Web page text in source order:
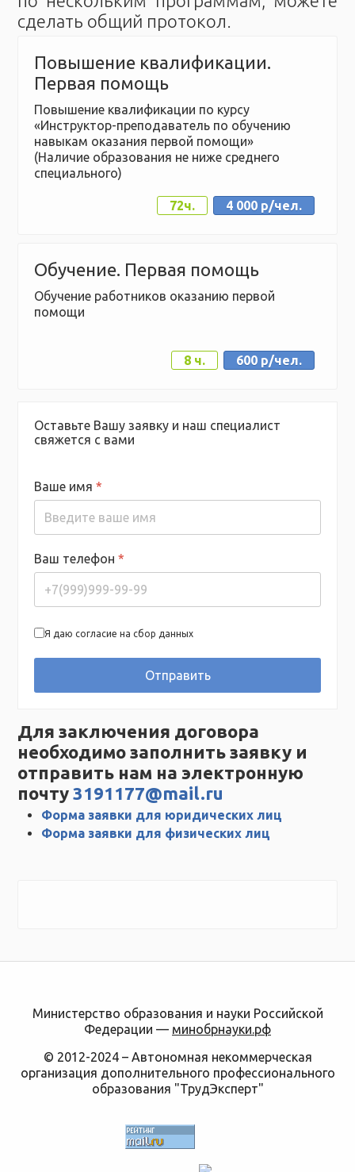
сделать общий протокол.
4 000 р/чел.
72ч.
Повышение квалификации.
Первая помощь
Повышение квалификации по курсу
«Инструктор-преподаватель по обучению
навыкам оказания первой помощи»
(Наличие образования не ниже среднего
специального)
600 р/чел.
8 ч.
Обучение. Первая помощь
Обучение работников оказанию первой
помощи
Оставьте Вашу заявку и наш специалист
свяжется с вами
Ваше имя*
Ваш телефон*
Я даю согласие на сбор данных
Отправить
Для заключения договора
необходимо заполнить заявку и
отправить нам на электронную
почту3191177@mail.ru
Форма заявки для юридических лиц
Форма заявки для физических лиц
Министерство образования и науки Российской
Федерации — минобрнауки.рф
© 2012-2024 – Автономная некоммерческая
организация дополнительного профессионального
образования "ТрудЭксперт"